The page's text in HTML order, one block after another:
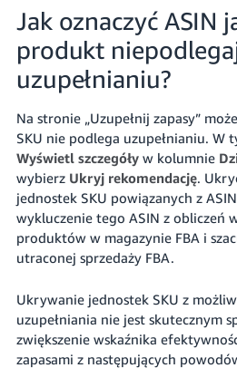
Jak oznaczyć ASIN
produkt
uzupełnianiu?
Na stronie „Uzupełnij zapasy”
SKU nie podlega uzupełnianiu. W
Wyświetl szczegóływ kolumnie
wybierz Ukryj rekomendację.
jednostek SKU powiązanych z
wykluczenie tego ASIN z obliczeń
produktów w magazynie FBA i
utraconej sprzedaży FBA.
Ukrywanie jednostek SKU z
uzupełniania nie jest skutecznym
zwiększenie wskaźnika
zapasami z następujących